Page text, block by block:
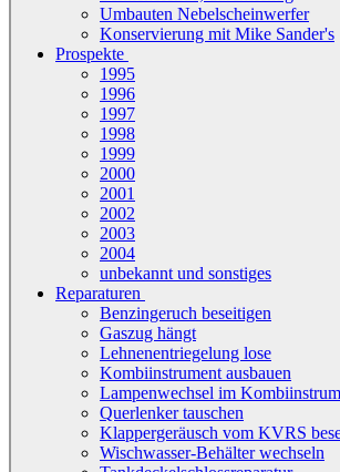
Umbauten Nebelscheinwerfer
Konservierung mit Mike Sander's
Prospekte
1995
1996
1997
1998
1999
2000
2001
2002
2003
2004
unbekannt und sonstiges
Reparaturen
Benzingeruch beseitigen
Gaszug hängt
Lehnenentriegelung lose
Kombiinstrument ausbauen
Lampenwechsel im
Querlenker tauschen
Klappergeräusch vom KVRS
Wischwasser-Behälter wechseln